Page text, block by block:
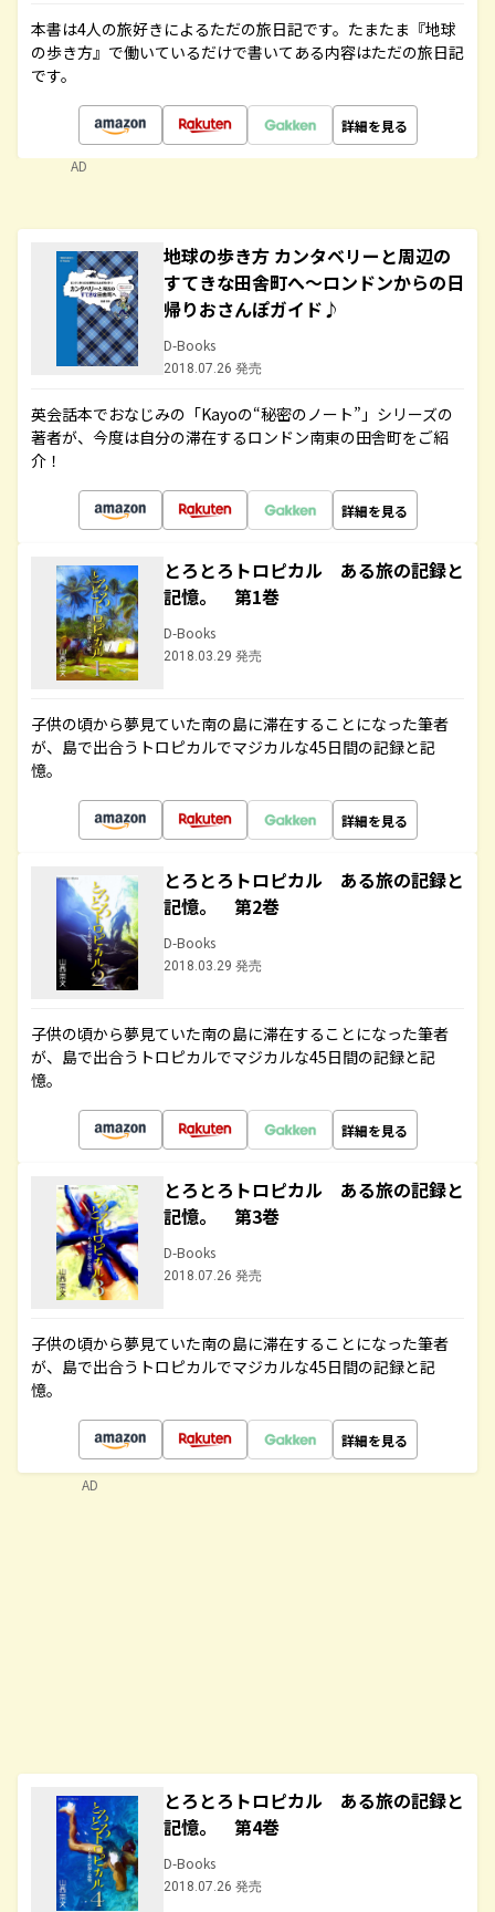
本書は4人の旅好きによるただの旅日記です。たまたま『地球
の歩き方』で働いているだけで書いてある内容はただの旅日記
です。
詳細を見る
AD
地球の歩き方 カンタベリーと周辺の
すてきな田舎町へ～ロンドンからの日
帰りおさんぽガイド♪
D-Books
2018.07.26 発売
英会話本でおなじみの「Kayoの“秘密のノート”」シリーズの
著者が、今度は自分の滞在するロンドン南東の田舎町をご紹
介！
詳細を見る
とろとろトロピカル ある旅の記録と
記憶。 第1巻
D-Books
2018.03.29 発売
子供の頃から夢見ていた南の島に滞在することになった筆者
が、島で出合うトロピカルでマジカルな45日間の記録と記
憶。
詳細を見る
とろとろトロピカル ある旅の記録と
記憶。 第2巻
D-Books
2018.03.29 発売
子供の頃から夢見ていた南の島に滞在することになった筆者
が、島で出合うトロピカルでマジカルな45日間の記録と記
憶。
詳細を見る
とろとろトロピカル ある旅の記録と
記憶。 第3巻
D-Books
2018.07.26 発売
子供の頃から夢見ていた南の島に滞在することになった筆者
が、島で出合うトロピカルでマジカルな45日間の記録と記
憶。
詳細を見る
とろとろトロピカル ある旅の記録と
記憶。 第4巻
D-Books
2018.07.26 発売
AD